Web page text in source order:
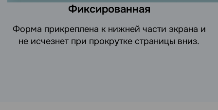
Фиксированная
Форма прикреплена к нижней части экрана и
не исчезнет при прокрутке страницы вниз.